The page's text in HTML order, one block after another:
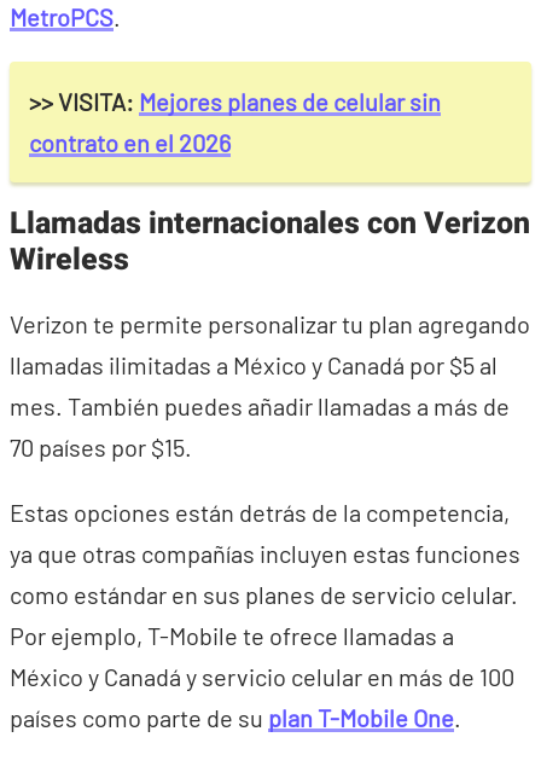
MetroPCS.
>> VISITA: Mejores planes de celular sin
contrato en el 2026
Llamadas internacionales con Verizon
Wireless
Verizon te permite personalizar tu plan agregando
llamadas ilimitadas a México y Canadá por $5 al
mes. También puedes añadir llamadas a más de
70 países por $15.
Estas opciones están detrás de la competencia,
ya que otras compañías incluyen estas funciones
como estándar en sus planes de servicio celular.
Por ejemplo, T-Mobile te ofrece llamadas a
México y Canadá y servicio celular en más de 100
países como parte de su plan T-Mobile One.